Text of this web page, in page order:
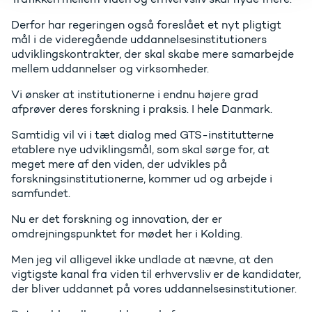
Derfor har regeringen også foreslået et nyt pligtigt
mål i de videregående uddannelsesinstitutioners
udviklingskontrakter, der skal skabe mere samarbejde
mellem uddannelser og virksomheder.
Vi ønsker at institutionerne i endnu højere grad
afprøver deres forskning i praksis. I hele Danmark.
Samtidig vil vi i tæt dialog med GTS-institutterne
etablere nye udviklingsmål, som skal sørge for, at
meget mere af den viden, der udvikles på
forskningsinstitutionerne, kommer ud og arbejde i
samfundet.
Nu er det forskning og innovation, der er
omdrejningspunktet for mødet her i Kolding.
Men jeg vil alligevel ikke undlade at nævne, at den
vigtigste kanal fra viden til erhvervsliv er de kandidater,
der bliver uddannet på vores uddannelsesinstitutioner.